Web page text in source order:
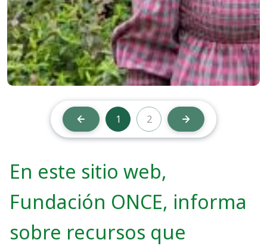
Anterior 1 2 Siguiente
En este sitio web,
Fundación ONCE, informa
sobre recursos que